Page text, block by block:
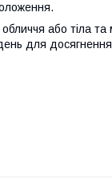
або тіла та
для